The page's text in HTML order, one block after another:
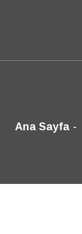
Ana Sayfa